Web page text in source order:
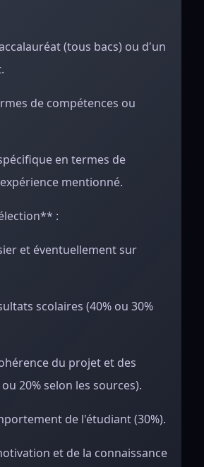
(tous bacs) ou d'un
de compétences ou
en termes de
mentionné.
:
et éventuellement sur
scolaires (40% ou 30%
du projet et des
20% selon les sources).
de l'étudiant (30%).
et de la connaissance